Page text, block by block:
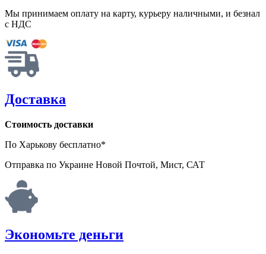
Мы принимаем оплату на карту, курьеру наличными, и безнал
с НДС
Доставка
Стоимость доставки
По Харькову бесплатно*
Отправка по Украине Новой Почтой, Мист, САТ
Экономьте деньги